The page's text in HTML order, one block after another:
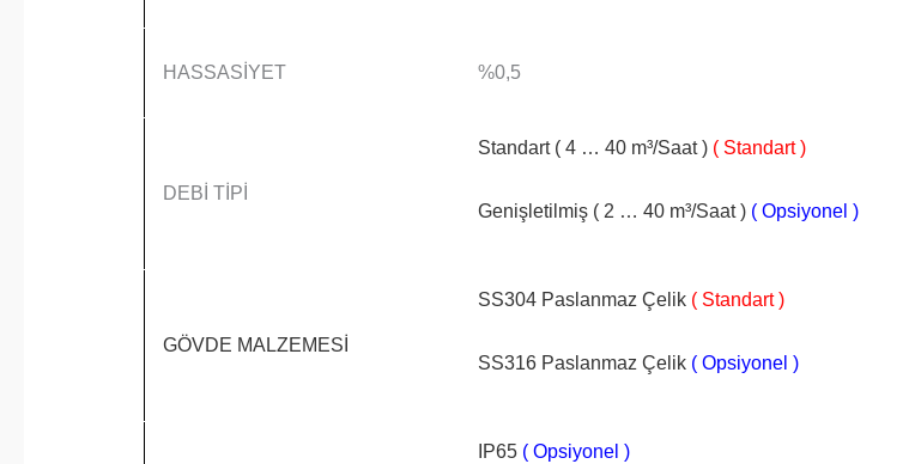
HASSASİYET %0,5
DEBİ TİPİ
Standart ( 4 … 40 m³/Saat ) ( Standart )
Genişletilmiş ( 2 … 40 m³/Saat ) ( Opsiyonel )
GÖVDE MALZEMESİ
SS304 Paslanmaz Çelik ( Standart )
SS316 Paslanmaz Çelik ( Opsiyonel )
IP65 ( Opsiyonel )